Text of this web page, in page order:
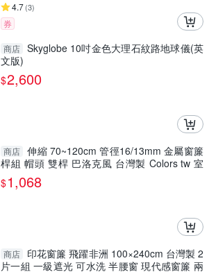
4.7(3)
券
商店 Skyglobe 10吋金色大理石紋路地球儀(英
文版)
$2,600
商店 伸縮 70~120cm 管徑16/13mm 金屬窗簾
桿組 帽頭 雙桿 巴洛克風 台灣製 Colors tw 室
內裝潢
$1,068
商店
印花窗簾 飛躍非洲 100×240cm 台灣製 2
片一組 一級遮光 可水洗 半腰窗 現代感窗簾 兩